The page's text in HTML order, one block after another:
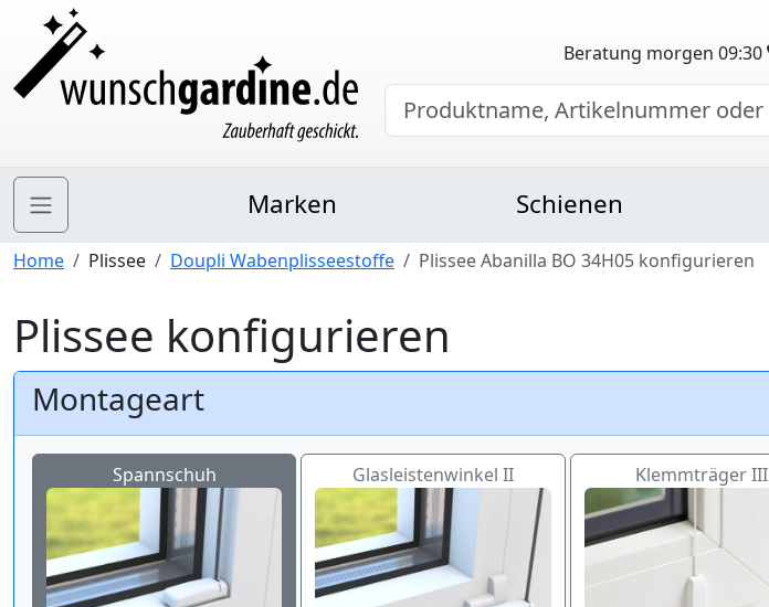
Beratung morgen 09:30
Marken Schienen
Home Plissee Doupli Wabenplisseestoffe Plissee Abanilla BO 34H05 konfigurieren
Plissee konfigurieren
Montageart
Spannschuh Glasleistenwinkel II Klemmträger III